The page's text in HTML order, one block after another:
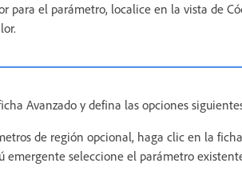
para el parámetro, localice en la vista de
Avanzado y defina las opciones
de región opcional, haga clic en la
emergente seleccione el parámetro